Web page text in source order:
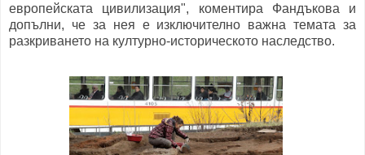
европейската цивилизация", коментира Фандъкова и
допълни, че за нея е изключително важна темата за
разкриването на културно-историческото наследство.